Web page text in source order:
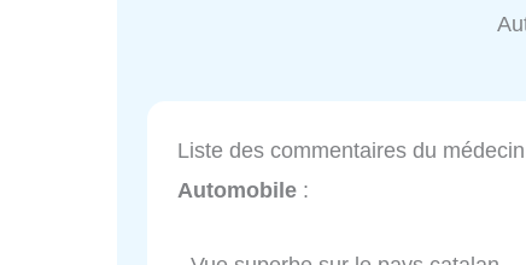
Liste des commentaires du médecin
Automobile :